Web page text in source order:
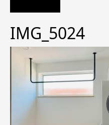
IMG_5024